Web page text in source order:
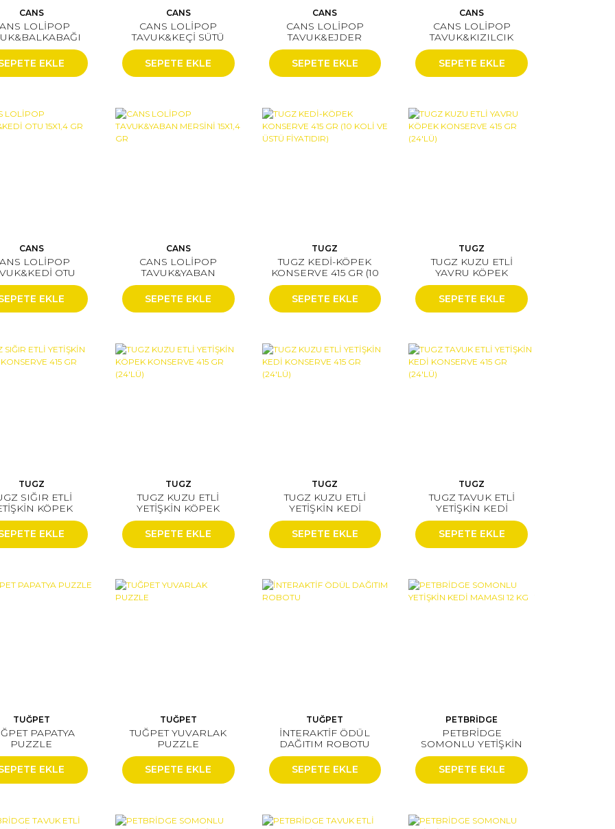
CANS
LOLİPOP
15X1,4 GR
EKLE
CANS
CANS LOLİPOP
TAVUK&KEÇİ SÜTÜ
15X1,4 GR
SEPETE EKLE
CANS
CANS LOLİPOP
TAVUK&EJDER
MEYVESİ 15X1,4 GR
SEPETE EKLE
CANS
CANS LOLİPOP
TAVUK&KIZILCIK
15X1,4 GR
SEPETE EKLE
CANS
LOLİPOP
OTU
15X1,4 GR
EKLE
CANS
CANS LOLİPOP
TAVUK&YABAN
MERSİNİ 15X1,4 GR
SEPETE EKLE
TUGZ
TUGZ KEDİ-KÖPEK
KONSERVE 415 GR (10
KOLİ VE ÜSTÜ
FİYATIDIR)
SEPETE EKLE
TUGZ
TUGZ KUZU ETLİ
YAVRU KÖPEK
KONSERVE 415 GR
(24'LÜ)
SEPETE EKLE
TUGZ
SIĞIR ETLİ
KÖPEK
415 GR
(24'LÜ)EKLE
TUGZ
TUGZ KUZU ETLİ
YETİŞKİN KÖPEK
KONSERVE 415 GR
(24'LÜ)
SEPETE EKLE
TUGZ
TUGZ KUZU ETLİ
YETİŞKİN KEDİ
KONSERVE 415 GR
(24'LÜ)
SEPETE EKLE
TUGZ
TUGZ TAVUK ETLİ
YETİŞKİN KEDİ
KONSERVE 415 GR
(24'LÜ)
SEPETE EKLE
TUĞPET
PAPATYA
PUZZLE
EKLE
TUĞPET
TUĞPET YUVARLAK
PUZZLE
SEPETE EKLE
TUĞPET
İNTERAKTİF ÖDÜL
DAĞITIM ROBOTU
SEPETE EKLE
PETBRİDGE
PETBRİDGE
SOMONLU YETİŞKİN
KEDİ MAMASI 12 KG
SEPETE EKLE